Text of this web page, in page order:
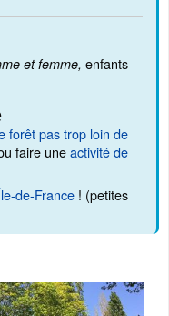
et femme, enfants
forêt pas trop loin de
faire uneactivité de
de-France ! (petites